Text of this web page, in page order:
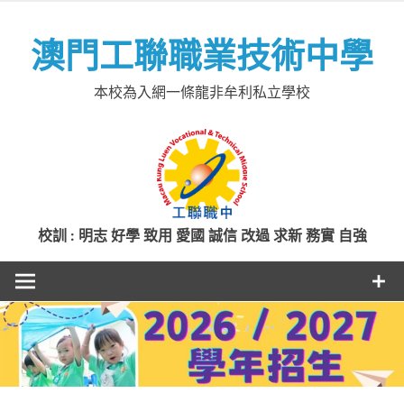
content澳門工聯職業技術中學
本校為入網一條龍非牟利私立學校
校訓 : 明志 好學 致用 愛國 誠信 改過 求新 務實 自強